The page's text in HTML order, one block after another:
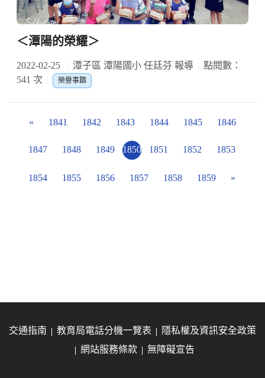
＜潭陽的榮耀＞
2022-02-25 潭子區 潭陽國小 任廷芬 報導
點閱數：
541 次
榮譽事蹟
« 1841 1842 1843 1844 1845 1846
1847 1848 1849 1850 1851 1852 1853
1854 1855 1856 1857 1858 1859 »
交通指南 教育局電話分機一覽表
隱私權及資訊安全政策
網站服務條款
無障礙宣告